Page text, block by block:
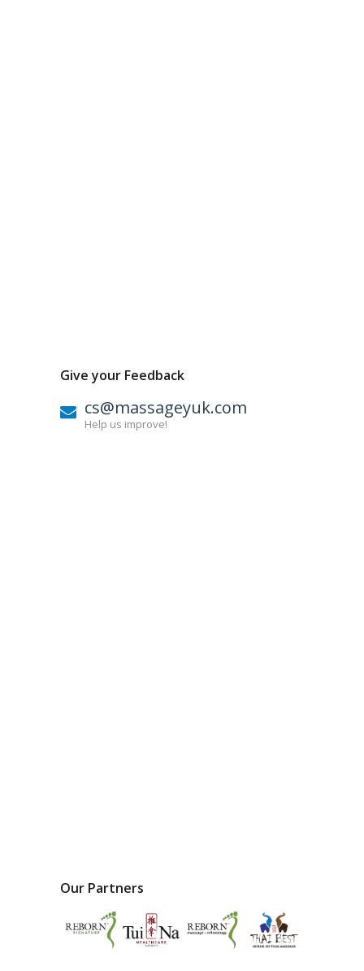
Give your Feedback
cs@massageyuk.com
Help us improve!
Our Partners